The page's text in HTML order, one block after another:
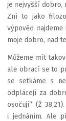
je nejvyšší dobro,
Zní to jako
výpověď najdeme
moje dobro, nad
Můžeme mít
ale obrací se to
se setkáme s
odplácejí za
osočují“ (Ž
i jednáním. Ale